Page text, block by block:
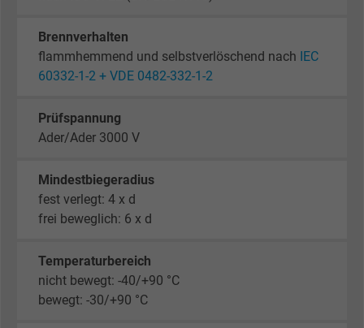
Brennverhalten
flammhemmend und selbstverlöschend nach
IEC
60332-1-2 + VDE 0482-332-1-2
Prüfspannung
Ader/Ader 3000 V
Mindestbiegeradius
fest verlegt: 4 x d
frei beweglich: 6 x d
Temperaturbereich
nicht bewegt: -40/+90 °C
bewegt: -30/+90 °C